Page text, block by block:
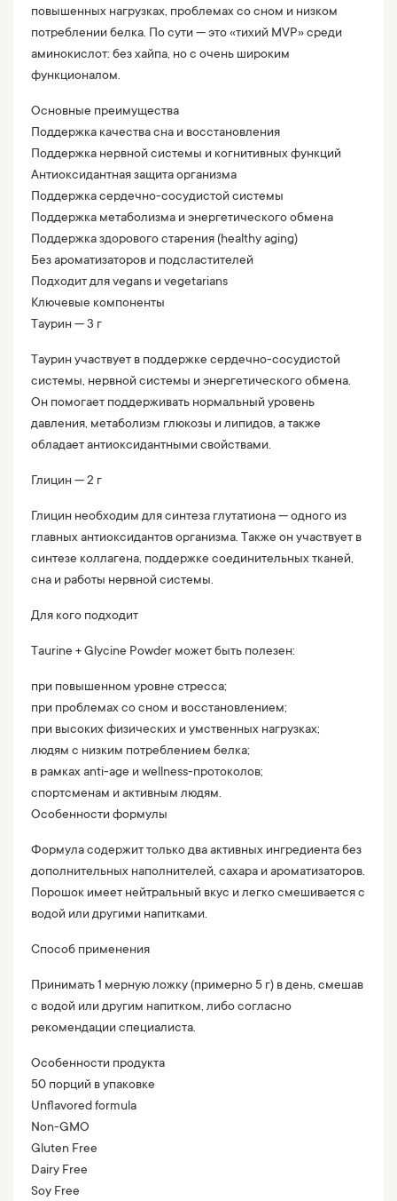
повышенных нагрузках, проблемах со сном и низком
потреблении белка. По сути — это «тихий MVP» среди
аминокислот: без хайпа, но с очень широким
функционалом.
Основные преимущества
Поддержка качества сна и восстановления
Поддержка нервной системы и когнитивных функций
Антиоксидантная защита организма
Поддержка сердечно-сосудистой системы
Поддержка метаболизма и энергетического обмена
Поддержка здорового старения (healthy aging)
Без ароматизаторов и подсластителей
Подходит для vegans и vegetarians
Ключевые компоненты
Таурин — 3 г
Таурин участвует в поддержке сердечно-сосудистой
системы, нервной системы и энергетического обмена.
Он помогает поддерживать нормальный уровень
давления, метаболизм глюкозы и липидов, а также
обладает антиоксидантными свойствами.
Глицин — 2 г
Глицин необходим для синтеза глутатиона — одного из
главных антиоксидантов организма. Также он участвует в
синтезе коллагена, поддержке соединительных тканей,
сна и работы нервной системы.
Для кого подходит
Taurine + Glycine Powder может быть полезен:
при повышенном уровне стресса;
при проблемах со сном и восстановлением;
при высоких физических и умственных нагрузках;
людям с низким потреблением белка;
в рамках anti-age и wellness-протоколов;
спортсменам и активным людям.
Особенности формулы
Формула содержит только два активных ингредиента без
дополнительных наполнителей, сахара и ароматизаторов.
Порошок имеет нейтральный вкус и легко смешивается с
водой или другими напитками.
Способ применения
Принимать 1 мерную ложку (примерно 5 г) в день, смешав
с водой или другим напитком, либо согласно
рекомендации специалиста.
Особенности продукта
50 порций в упаковке
Unflavored formula
Non-GMO
Gluten Free
Dairy Free
Soy Free